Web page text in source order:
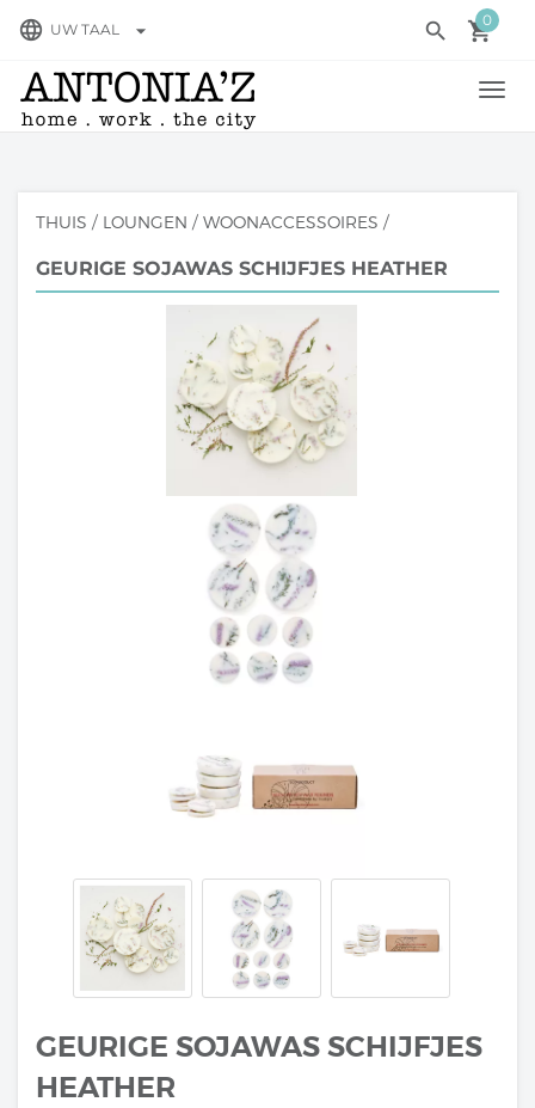
language UW TAAL arrow_drop_down local_grocery_store
0
search
THUIS / LOUNGEN / WOONACCESSOIRES /
GEURIGE SOJAWAS SCHIJFJES HEATHER
GEURIGE SOJAWAS SCHIJFJES
HEATHER